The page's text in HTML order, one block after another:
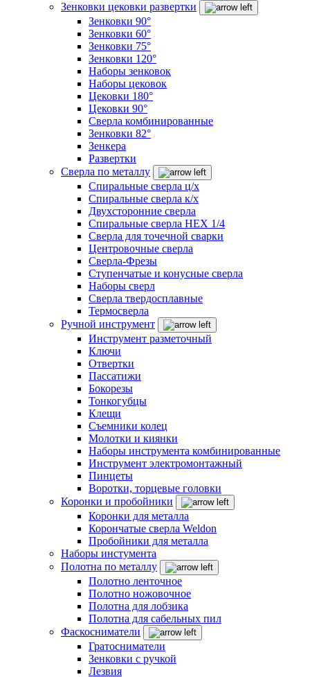
Зенковки цековки развертки
Зенковки 90°
Зенковки 60°
Зенковки 75°
Зенковки 120°
Наборы зенковок
Наборы цековок
Цековки 180°
Цековки 90°
Сверла комбинированные
Зенковки 82°
Зенкера
Развертки
Сверла по металлу
Спиральные сверла ц/х
Спиральные сверла к/х
Двухсторонние сверла
Спиральные сверла HEX 1/4
Сверла для точечной сварки
Центровочные сверла
Сверла-Фрезы
Ступенчатые и конусные сверла
Наборы сверл
Сверла твердосплавные
Термосверла
Ручной инструмент
Инструмент разметочный
Ключи
Отвертки
Пассатижи
Бокорезы
Тонкогубцы
Клещи
Съемники колец
Молотки и киянки
Наборы инструмента комбинированные
Инструмент электромонтажный
Пинцеты
Воротки, торцевые головки
Коронки и пробойники
Коронки для металла
Корончатые сверла Weldon
Пробойники для металла
Наборы инстумента
Полотна по металлу
Полотно ленточное
Полотно ножовочное
Полотна для лобзика
Полотна для сабельных пил
Фаскосниматели
Гратосниматели
Зенковки с ручкой
Лезвия